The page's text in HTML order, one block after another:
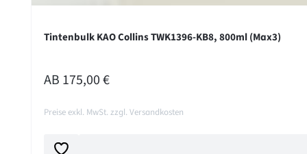
Tintenbulk KAO Collins TWK1396-KB8, 800ml (Max3)
REGULÄRER PREIS:
AB 175,00 €
Preise exkl. MwSt. zzgl. Versandkosten